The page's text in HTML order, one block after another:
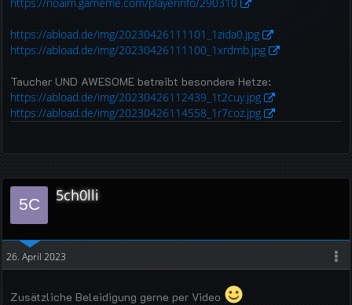
https://abload.de/img/20230426111101_1zida0.jpg
https://abload.de/img/20230426111100_1xrdmb.jpg
Taucher UND AWESOME betreibt besondere Hetze:
https://abload.de/img/20230426112439_1t2cuy.jpg
https://abload.de/img/20230426114558_1r7coz.jpg
5ch0lli
26. April 2023
Zusätzliche Beleidigung gerne per Video